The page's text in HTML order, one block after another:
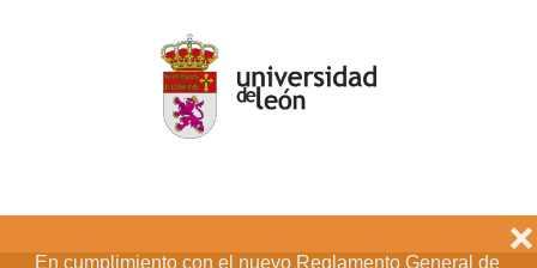
En cumplimiento con el nuevo Reglamento General de
❌